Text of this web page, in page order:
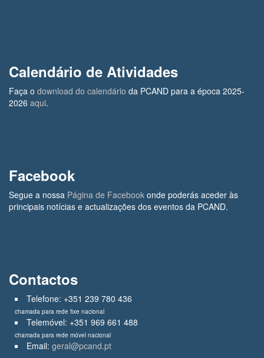
Calendário de Atividades
Faça o download do calendário da PCAND para a época 2025-
2026 aqui.
Facebook
Segue a nossa Página de Facebook onde poderás aceder às
principais notícias e actualizações dos eventos da PCAND.
Contactos
Telefone: +351 239 780 436
chamada para rede fixe nacional
Telemóvel: +351 969 661 488
chamada para rede móvel nacional
Email: geral@pcand.pt